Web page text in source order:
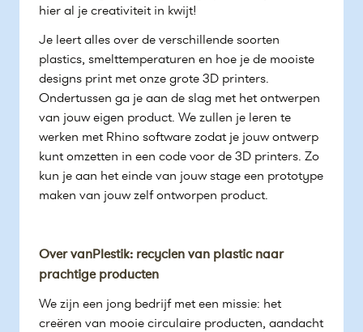
hier al je creativiteit in kwijt!
Je leert alles over de verschillende soorten
plastics, smelttemperaturen en hoe je de mooiste
designs print met onze grote 3D printers.
Ondertussen ga je aan de slag met het ontwerpen
van jouw eigen product. We zullen je leren te
werken met Rhino software zodat je jouw ontwerp
kunt omzetten in een code voor de 3D printers. Zo
kun je aan het einde van jouw stage een prototype
maken van jouw zelf ontworpen product.
Over vanPlestik: recyclen van plastic naar
prachtige producten
We zijn een jong bedrijf met een missie: het
creëren van mooie circulaire producten, aandacht